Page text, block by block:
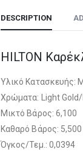
DESCRIPTION
HILTON
Υλικό Κατασκευής:
Χρώματα: Light Gold/
Μικτό Βάρος: 6,100
Καθαρό Βάρος: 5,500
Όγκος/Τεμ.: 0,0394